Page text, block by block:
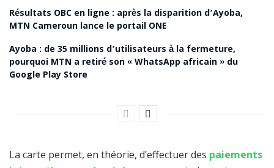
Résultats OBC en ligne : après la disparition d’Ayoba,
MTN Cameroun lance le portail ONE
Ayoba : de 35 millions d’utilisateurs à la fermeture,
pourquoi MTN a retiré son « WhatsApp africain » du
Google Play Store
La carte permet, en théorie, d’effectuer des paiements